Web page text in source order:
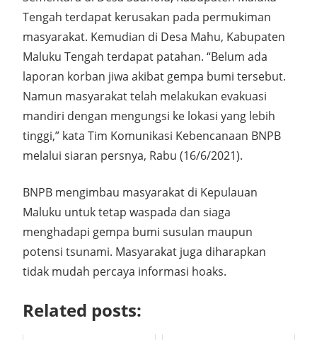
Tengah terdapat kerusakan pada permukiman
masyarakat. Kemudian di Desa Mahu, Kabupaten
Maluku Tengah terdapat patahan. “Belum ada
laporan korban jiwa akibat gempa bumi tersebut.
Namun masyarakat telah melakukan evakuasi
mandiri dengan mengungsi ke lokasi yang lebih
tinggi,” kata Tim Komunikasi Kebencanaan BNPB
melalui siaran persnya, Rabu (16/6/2021).
BNPB mengimbau masyarakat di Kepulauan
Maluku untuk tetap waspada dan siaga
menghadapi gempa bumi susulan maupun
potensi tsunami. Masyarakat juga diharapkan
tidak mudah percaya informasi hoaks.
Related posts: